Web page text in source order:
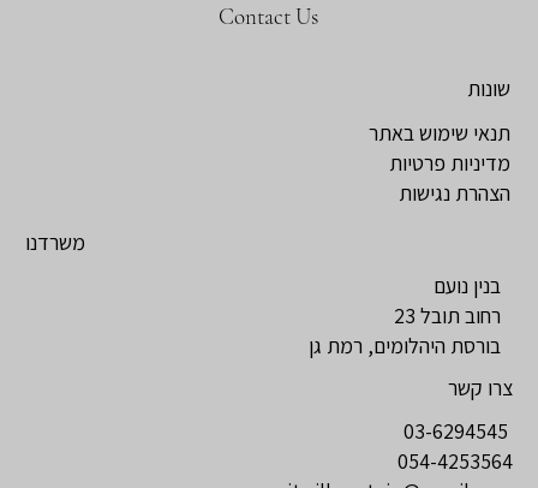
Contact Us
שונות
תנאי שימוש באתר
מדיניות פרטיות
הצהרת נגישות
משרדנו
בנין נועם
רחוב תובל 23
בורסת היהלומים, רמת גן
צרו קשר
054-4253564